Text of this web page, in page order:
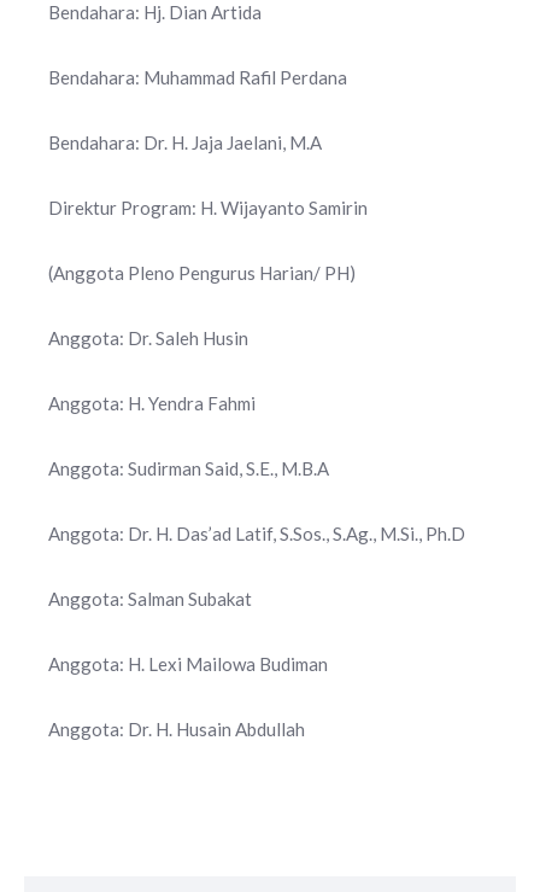
Bendahara: Hj. Dian Artida
Bendahara: Muhammad Rafil Perdana
Bendahara: Dr. H. Jaja Jaelani, M.A
Direktur Program: H. Wijayanto Samirin
(Anggota Pleno Pengurus Harian/ PH)
Anggota: Dr. Saleh Husin
Anggota: H. Yendra Fahmi
Anggota: Sudirman Said, S.E., M.B.A
Anggota: Dr. H. Das’ad Latif, S.Sos., S.Ag., M.Si., Ph.D
Anggota: Salman Subakat
Anggota: H. Lexi Mailowa Budiman
Anggota: Dr. H. Husain Abdullah